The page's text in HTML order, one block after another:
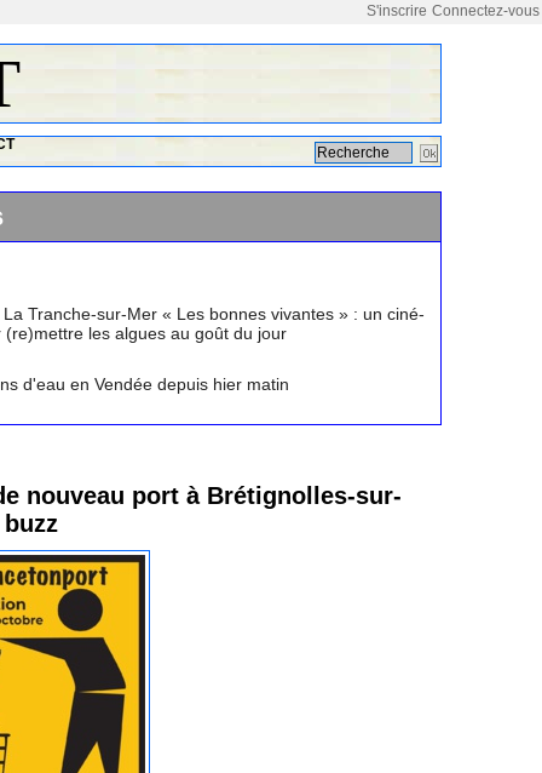
Connectez-vous
S'inscrire
(re)mettre les algues au goût du jour
nouveau port à Brétignolles-sur-